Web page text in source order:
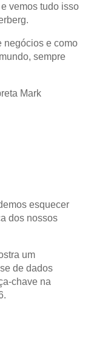
vemos tudo isso
negócios e como
sempre
Mark
esquecer
dos nossos
um
de dados
chave na